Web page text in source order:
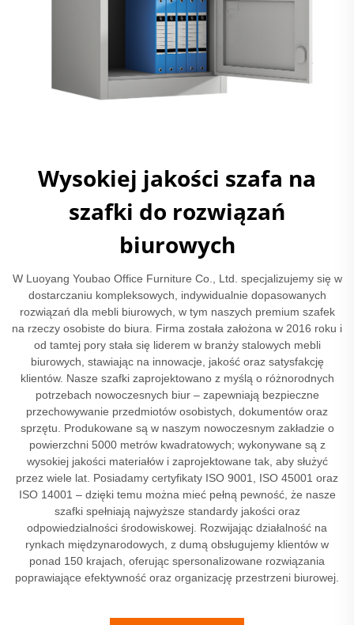
Wysokiej jakości szafa na
szafki do rozwiązań
biurowych
W Luoyang Youbao Office Furniture Co., Ltd. specjalizujemy się w
dostarczaniu kompleksowych, indywidualnie dopasowanych
rozwiązań dla mebli biurowych, w tym naszych premium szafek
na rzeczy osobiste do biura. Firma została założona w 2016 roku i
od tamtej pory stała się liderem w branży stalowych mebli
biurowych, stawiając na innowacje, jakość oraz satysfakcję
klientów. Nasze szafki zaprojektowano z myślą o różnorodnych
potrzebach nowoczesnych biur – zapewniają bezpieczne
przechowywanie przedmiotów osobistych, dokumentów oraz
sprzętu. Produkowane są w naszym nowoczesnym zakładzie o
powierzchni 5000 metrów kwadratowych; wykonywane są z
wysokiej jakości materiałów i zaprojektowane tak, aby służyć
przez wiele lat. Posiadamy certyfikaty ISO 9001, ISO 45001 oraz
ISO 14001 – dzięki temu można mieć pełną pewność, że nasze
szafki spełniają najwyższe standardy jakości oraz
odpowiedzialności środowiskowej. Rozwijając działalność na
rynkach międzynarodowych, z dumą obsługujemy klientów w
ponad 150 krajach, oferując spersonalizowane rozwiązania
poprawiające efektywność oraz organizację przestrzeni biurowej.